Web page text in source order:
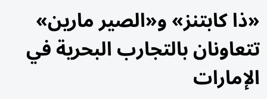
«ذا كابتنز» و«الصير مارين»
تتعاونان بالتجارب البحرية في
الإمارات